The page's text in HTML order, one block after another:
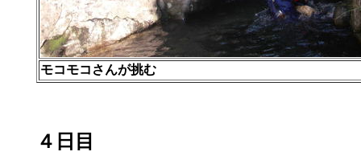
モコモコさんが挑む
４日目